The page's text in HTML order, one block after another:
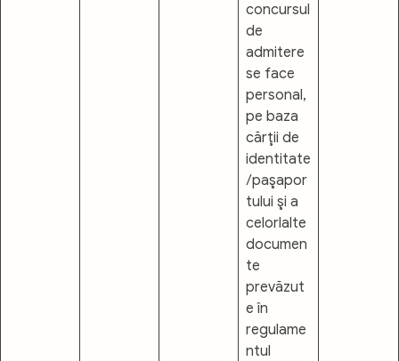
concursul
de
admitere
se face
personal,
pe baza
cărţii de
identitate
/paşapor
tului şi a
celorlalte
documen
te
prevăzut
e în
regulame
ntul